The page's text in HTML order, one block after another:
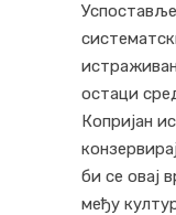
остаци
Копријан
би се овај
међу